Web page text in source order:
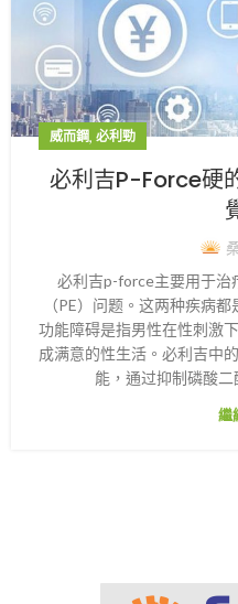
威而鋼, 必利勁
必利吉P-Force硬
必利吉p-force主要用于治
（PE）问题。这两种疾病
功能障碍是指男性在性刺激
成满意的性生活。必利吉中
能，通过抑制磷酸二
繼